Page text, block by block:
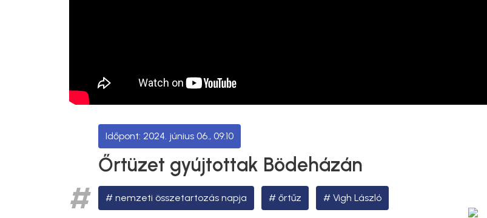
2024. június 06., 09:10
Őrtüzet gyújtottak Bödeházán
nemzeti összetartozás napja őrtűz Vigh László